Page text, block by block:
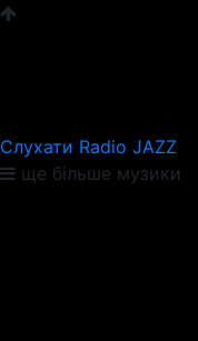
Слухати Radio JAZZ
ще більше музики